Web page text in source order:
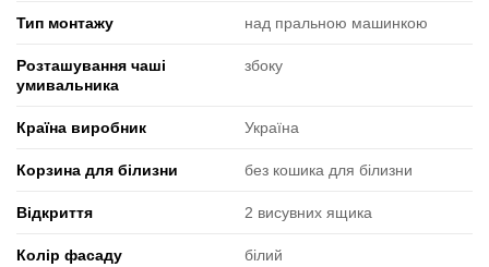
Тип монтажу над пральною машинкою
Розташування чаші
умивальника
збоку
Країна виробник Україна
Корзина для білизни без кошика для білизни
Відкриття 2 висувних ящика
Колір фасаду білий